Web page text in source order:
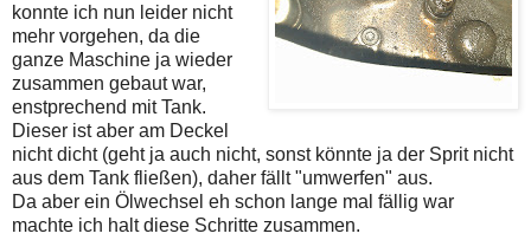
konnte ich nun leider nicht
mehr vorgehen, da die
ganze Maschine ja wieder
zusammen gebaut war,
enstprechend mit Tank.
Dieser ist aber am Deckel
nicht dicht (geht ja auch nicht, sonst könnte ja der Sprit nicht
aus dem Tank fließen), daher fällt "umwerfen" aus.
Da aber ein Ölwechsel eh schon lange mal fällig war
machte ich halt diese Schritte zusammen.